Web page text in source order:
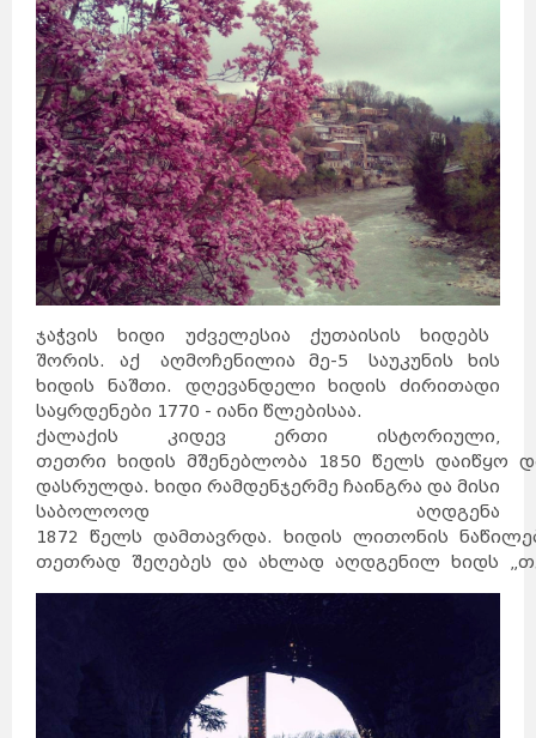
ჯაჭვის ხიდი უძველესია ქუთაისის ხიდებს
შორის. აქ აღმოჩენილია მე-5 საუკუნის ხის
ხიდის ნაშთი. დღევანდელი ხიდის ძირითადი
საყრდენები 1770 - იანი წლებისაა.
ქალაქის კიდევ ერთი ისტორიული,
თეთრი ხიდის მშენებლობა 1850 წელს დაიწყო
დასრულდა. ხიდი რამდენჯერმე ჩაინგრა და მისი
საბოლოოდ აღდგენა
1872 წელს დამთავრდა. ხიდის ლითონის
თეთრად შეღებეს და ახლად აღდგენილ ხიდს